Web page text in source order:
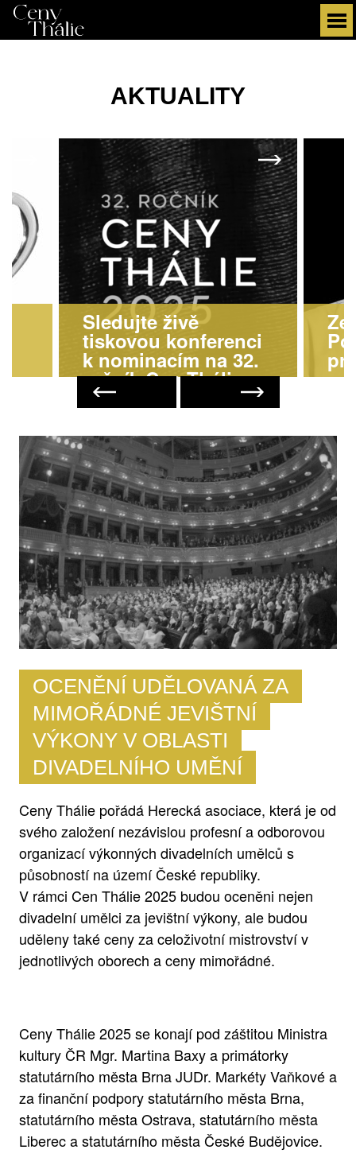
AKTUALITY
Previous
Sledujte živě
tiskovou konferenci
k nominacím na 32.
ročník Cen Thálie
Next
OCENĚNÍ UDĚLOVANÁ ZA
MIMOŘÁDNÉ JEVIŠTNÍ
VÝKONY V OBLASTI
DIVADELNÍHO UMĚNÍ
Ceny Thálie pořádá Herecká asociace, která je od
svého založení nezávislou profesní a odborovou
organizací výkonných divadelních umělců s
působností na území České republiky.
V rámci Cen Thálie 2025 budou oceněni nejen
divadelní umělci za jevištní výkony, ale budou
uděleny také ceny za celoživotní mistrovství v
jednotlivých oborech a ceny mimořádné.
Ceny Thálie 2025 se konají pod záštitou Ministra
kultury ČR Mgr. Martina Baxy a primátorky
statutárního města Brna JUDr. Markéty Vaňkové a
za finanční podpory statutárního města Brna,
statutárního města Ostrava, statutárního města
Liberec a statutárního města České Budějovice.